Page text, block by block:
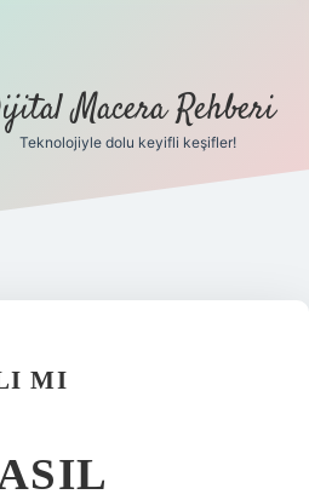
Macera Rehberi
Teknolojiyle dolu keyifli keşifler!
MI